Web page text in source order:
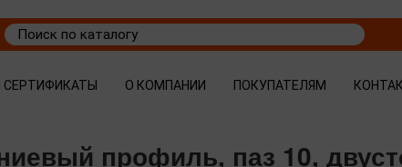
О КОМПАНИИ ПОКУПАТЕЛЯМ
профиль, паз 10,